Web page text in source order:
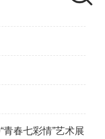
春七彩情”艺术展